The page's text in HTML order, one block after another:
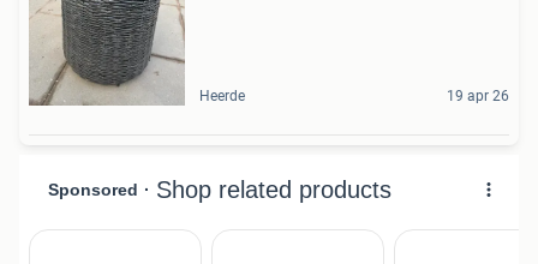
Heerde 19 apr 26